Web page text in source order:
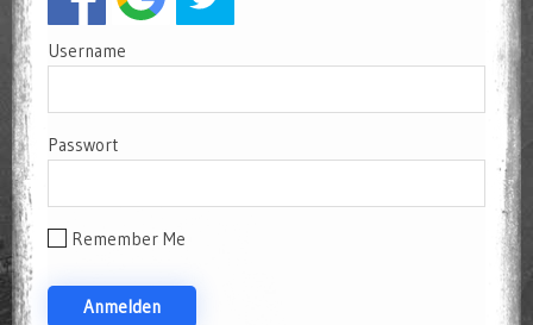
Username
Passwort
Remember Me